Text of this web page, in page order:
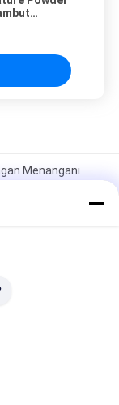
Menangani
Rambut Kambing
Sable Ultra